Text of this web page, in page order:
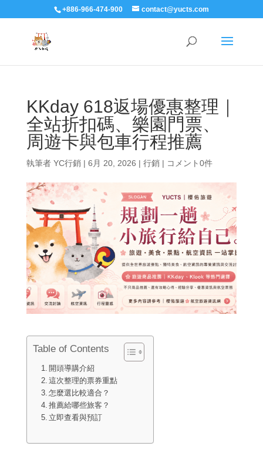
+886-966-474-900 contact@yucts.com
KKday 618返場優惠整理｜
全站折扣碼、樂園門票、
周遊卡與包車行程推薦
執筆者 YC行銷| 6月 20, 2026 | 行銷| コメント0件
Table of Contents
開頭導購介紹
這次整理的票券重點
怎麼選比較適合？
推薦給哪些旅客？
立即查看與預訂